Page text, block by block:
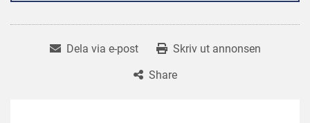
Dela via e-post
Skriv ut annonsen
Share